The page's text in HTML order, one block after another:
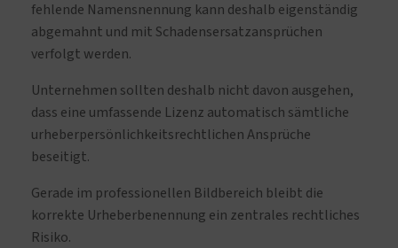
fehlende Namensnennung kann deshalb eigenständig
abgemahnt und mit Schadensersatzansprüchen
verfolgt werden.
Unternehmen sollten deshalb nicht davon ausgehen,
dass eine umfassende Lizenz automatisch sämtliche
urheberpersönlichkeitsrechtlichen Ansprüche
beseitigt.
Gerade im professionellen Bildbereich bleibt die
korrekte Urheberbenennung ein zentrales rechtliches
Risiko.